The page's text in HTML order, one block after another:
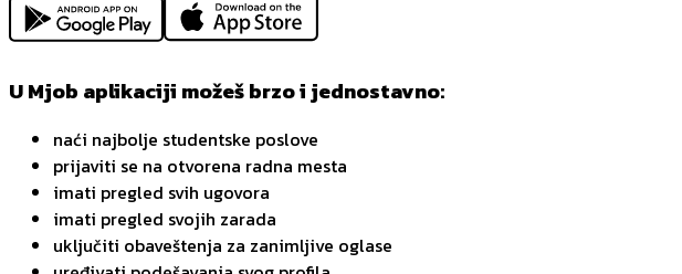
U Mjob aplikaciji možeš brzo i jednostavno:
naći najbolje studentske poslove
prijaviti se na otvorena radna mesta
imati pregled svih ugovora
imati pregled svojih zarada
uključiti obaveštenja za zanimljive oglase